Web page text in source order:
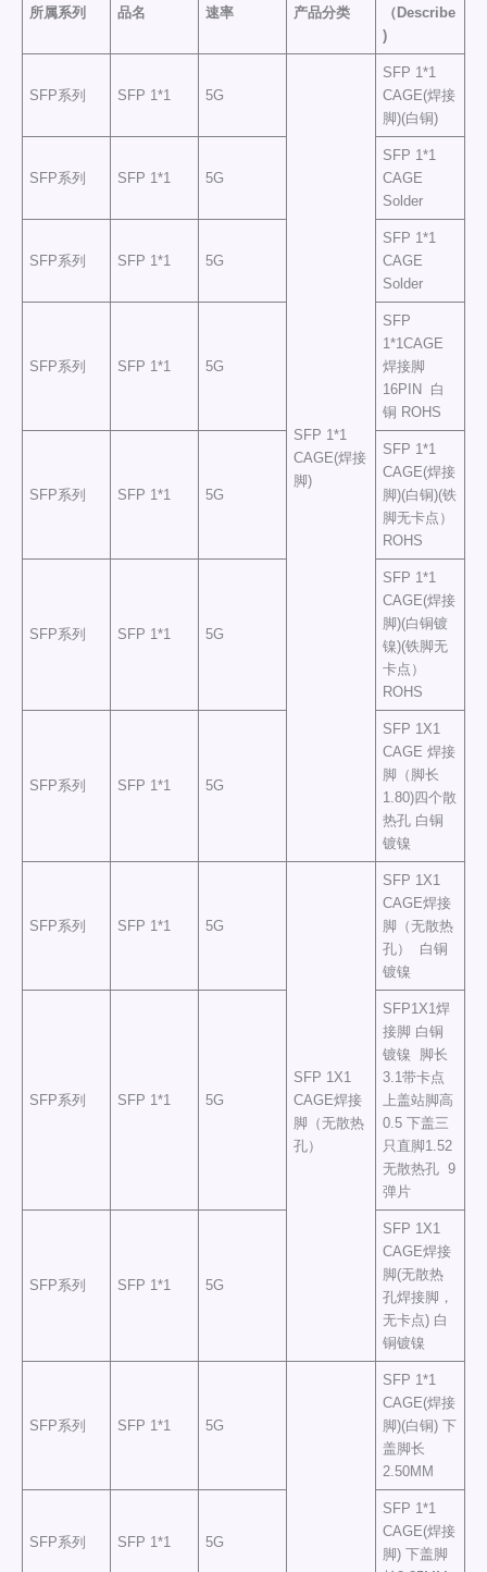
所属系列 品名 速率 产品分类
（Describe
)
SFP系列 SFP 1*1 5G
SFP 1*1
CAGE(焊接
脚)
SFP 1*1
CAGE(焊接
脚)(白铜)
SFP系列 SFP 1*1 5G
SFP 1*1
CAGE
Solder
SFP系列 SFP 1*1 5G
SFP 1*1
CAGE
Solder
SFP系列 SFP 1*1 5G
SFP
1*1CAGE
焊接脚
16PIN 白
铜 ROHS
SFP系列 SFP 1*1 5G
SFP 1*1
CAGE(焊接
脚)(白铜)(铁
脚无卡点）
ROHS
SFP系列 SFP 1*1 5G
SFP 1*1
CAGE(焊接
脚)(白铜镀
镍)(铁脚无
卡点）
ROHS
SFP系列 SFP 1*1 5G
SFP 1X1
CAGE 焊接
脚（脚长
1.80)四个散
热孔 白铜
镀镍
SFP系列 SFP 1*1 5G
SFP 1X1
CAGE焊接
脚（无散热
孔）
SFP 1X1
CAGE焊接
脚（无散热
孔） 白铜
镀镍
SFP系列 SFP 1*1 5G
SFP1X1焊
接脚 白铜
镀镍 脚长
3.1带卡点
上盖站脚高
0.5 下盖三
只直脚1.52
无散热孔 9
弹片
SFP系列 SFP 1*1 5G
SFP 1X1
CAGE焊接
脚(无散热
孔焊接脚，
无卡点) 白
铜镀镍
SFP系列 SFP 1*1 5G
SFP 1*1
CAGE(焊接
脚)(白铜) 下
盖脚长
2.50MM
SFP系列 SFP 1*1 5G
SFP 1*1
CAGE(焊接
脚) 下盖脚